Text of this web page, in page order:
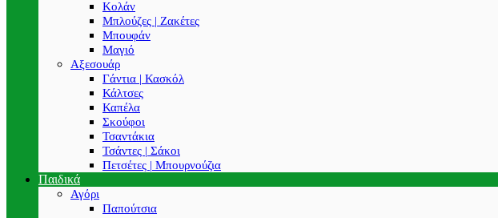
Κολάν
Μπλούζες | Ζακέτες
Μπουφάν
Μαγιό
Αξεσουάρ
Γάντια | Κασκόλ
Κάλτσες
Καπέλα
Σκούφοι
Τσαντάκια
Τσάντες | Σάκοι
Πετσέτες | Μπουρνούζια
Παιδικά
Αγόρι
Παπούτσια